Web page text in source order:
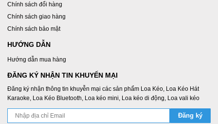
Chính sách đổi hàng
Chính sách giao hàng
Chính sách bảo mật
HƯỚNG DẪN
Hướng dẫn mua hàng
ĐĂNG KÝ NHẬN TIN KHUYẾN MẠI
Đăng ký nhận thông tin khuyễn mại các sản phẩm Loa Kéo, Loa Kéo Hát
Karaoke, Loa Kéo Bluetooth, Loa kéo mini, Loa kéo di động, Loa vali kéo